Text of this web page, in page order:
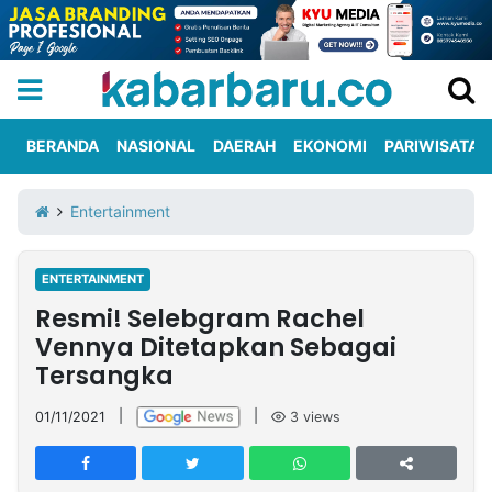
Iklan
Berita
Kami
Nasional
International
Olahraga
Entertainment
Daerah
Pariwisata
Kuliner
Kolom
Network
PT
TREETAN
BERANDA NASIONAL DAERAH EKONOMI PARIWISATA
Entertainment
ENTERTAINMENT
Resmi! Selebgram Rachel
Vennya Ditetapkan Sebagai
Tersangka
01/11/2021 3 views